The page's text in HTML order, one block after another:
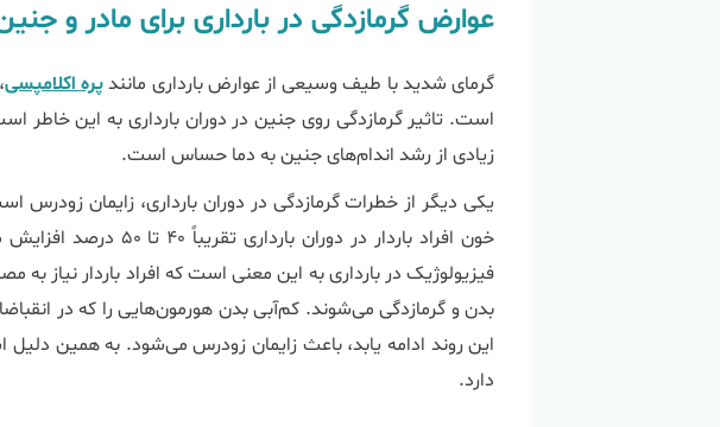
عوارض گرمازدگی در بارداری برای مادر و
گرمای شدید با طیف وسیعی از عوارض بارداری مانندپره اکلامپسی
است. تاثیر گرمازدگی روی جنین در دوران ﺑﺎرداری به این
زیادی از رشد اندام‌های جنین به دما حساس است.
یکی دیگر از خطرات گرمازدگی در دوران بارداری، زایمان
خون افراد باردار در دوران بارداری تقریباً ۴۰ تا ۵۰ درصد افزایش می‌یابد.
فیزیولوژیک در بارداری به این معنی است که افراد باردار نیاز
بدن و گرمازدگی می‌شوند. کم‌آبی بدن هورمون‌هایی را که در
دارد.